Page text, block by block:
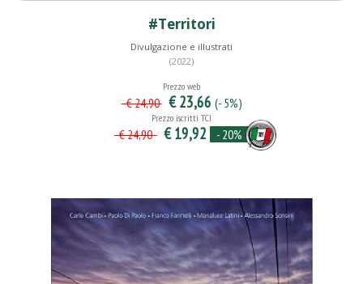
#Territori
Divulgazione e illustrati
(2022)
Prezzo web
€ 24,90 € 23,66 (- 5%)
Prezzo iscritti TCI
€ 24,90 € 19,92 - 20%